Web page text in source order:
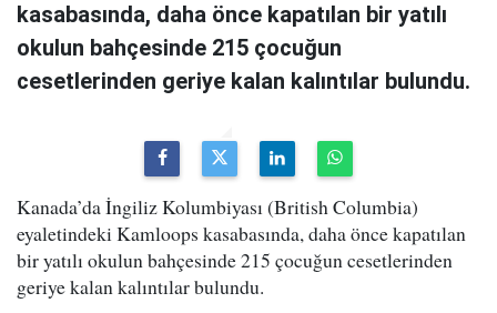
kasabasında, daha önce kapatılan bir yatılı
okulun bahçesinde 215 çocuğun
cesetlerinden geriye kalan kalıntılar bulundu.
Kanada’da İngiliz Kolumbiyası (British Columbia)
eyaletindeki Kamloops kasabasında, daha önce kapatılan
bir yatılı okulun bahçesinde 215 çocuğun cesetlerinden
geriye kalan kalıntılar bulundu.